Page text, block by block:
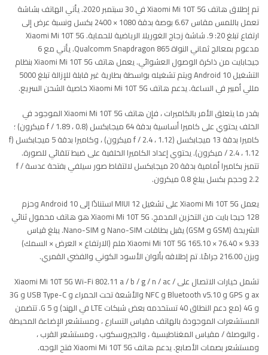
تم إطلاق هاتف Xiaomi Mi 10T 5G في 30 سبتمبر 2020. يأتي الهاتف بشاشة
تعمل باللمس مقاس 6.67 بوصة بدقة 1080 × 2400 بكسل ونسبة عرض إلى
ارتفاع تبلغ 20: 9. شاشة زجاج الغوريلا الرياضية للحماية. Xiaomi Mi 10T 5G
مدعوم بمعالج ثماني النواة Qualcomm Snapdragon 865. يأتي مع 6
جيجابايت من ذاكرة الوصول العشوائي. يعمل هاتف Xiaomi Mi 10T 5G بنظام
التشغيل Android 10 ويتم تشغيله بواسطة بطارية غير قابلة للإزالة تبلغ 5000
مللي أمبير في الساعة. يدعم هاتف Xiaomi Mi 10T 5G خاصية الشحن السريع.
بقدر ما يتعلق الأمر بالكاميرات ، فإن هاتف Xiaomi Mi 10T 5G الموجود في
الخلف يحتوي على كاميرا أساسية بدقة 64 ميجابكسل (f / 1.89 ، 0.8 ميكرون) ؛
كاميرا بدقة 13 ميجابكسل (f / 2.4 ، 1.12 ميكرون) ، وكاميرا بدقة 5 ميجابكسل (f
/ 2.4 ، 1.12 ميكرون). يحتوي إعداد الكاميرا الخلفية على ضبط تلقائي للصورة.
تتميز بكاميرا أمامية بدقة 20 ميجابكسل لالتقاط صور سيلفي بفتحة عدسة f /
2.2 وحجم بكسل يبلغ 0.8 ميكرون.
يعمل Xiaomi Mi 10T 5G على تشغيل MIUI 12 استنادًا إلى Android 10 وحزم
128 جيجا بايت من التخزين المدمج. Xiaomi Mi 10T 5G هو هاتف محمول ثنائي
الشريحة (GSM و GSM) يقبل بطاقات Nano-SIM و Nano-SIM. يبلغ قياس
Xiaomi Mi 10T 5G 165.10 × 76.40 × 9.33 ملم (الارتفاع × العرض × السمك)
ويزن 216.00 جرامًا. تم إطلاقه بألوان الأسود الكوني والفضي القمري.
تشمل خيارات الاتصال على Xiaomi Mi 10T 5G Wi-Fi 802.11 a / b / g / n / ac /
ax و GPS و Bluetooth v5.10 و NFC والأشعة تحت الحمراء و USB Type-C و 3G
و 4G (مع دعم النطاق 40 تستخدمه بعض شبكات LTE في الهند) و 5 G. تتضمن
المستشعرات الموجودة بالهاتف مقياس التسارع ، ومستشعر الإضاءة المحيطة
، والبوصلة / مقياس المغناطيسية ، والجيروسكوب ، ومستشعر القرب ،
ومستشعر بصمات الأصابع. يدعم هاتف Xiaomi Mi 10T 5G فتح الوجه.